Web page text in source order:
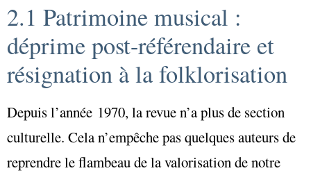
2.1 Patrimoine musical :
déprime post-référendaire et
résignation à la folklorisation
Depuis l’année 1970, la revue n’a plus de section
culturelle. Cela n’empêche pas quelques auteurs de
reprendre le flambeau de la valorisation de notre